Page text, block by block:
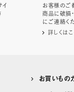
お客様のご
商品に破損
にご連絡く
詳しくは
お買いもの